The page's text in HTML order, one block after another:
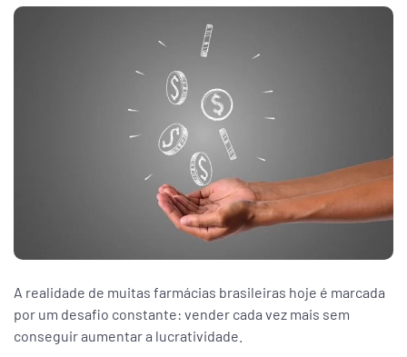
A realidade de muitas farmácias brasileiras hoje é marcada
por um desafio constante: vender cada vez mais sem
conseguir aumentar a lucratividade.